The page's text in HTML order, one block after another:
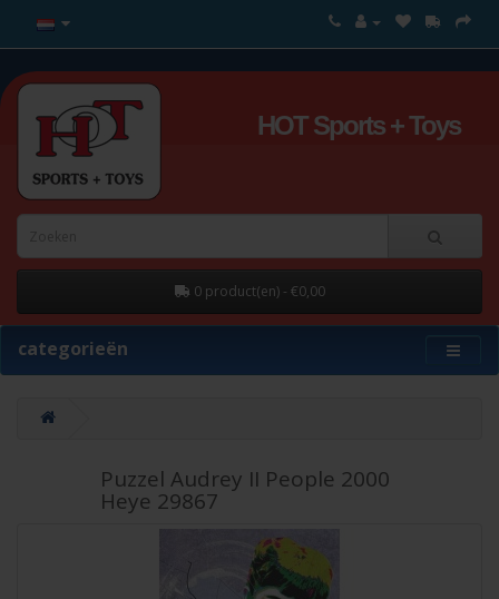
HOT Sports + Toys
0 product(en) - €0,00
categorieën
Puzzel Audrey II People 2000
Heye 29867